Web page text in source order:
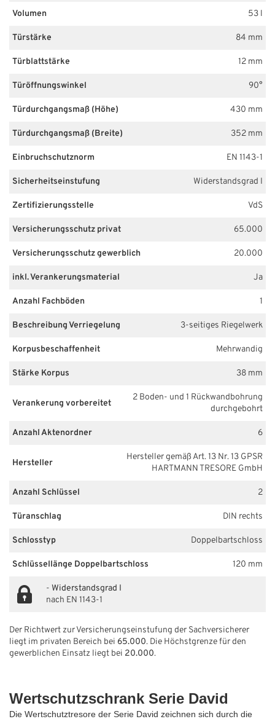
Volumen 53 l
Türstärke 84 mm
Türblattstärke 12 mm
Türöffnungswinkel 90°
Türdurchgangsmaß (Höhe) 430 mm
Türdurchgangsmaß (Breite) 352 mm
Einbruchschutznorm EN 1143-1
Sicherheitseinstufung Widerstandsgrad I
Zertifizierungsstelle VdS
Versicherungsschutz privat 65.000
Versicherungsschutz gewerblich 20.000
inkl. Verankerungsmaterial Ja
Anzahl Fachböden 1
Beschreibung Verriegelung 3-seitiges Riegelwerk
Korpusbeschaffenheit Mehrwandig
Stärke Korpus 38 mm
Verankerung vorbereitet
2 Boden- und 1 Rückwandbohrung
durchgebohrt
Anzahl Aktenordner 6
Hersteller
Hersteller gemäß Art. 13 Nr. 13 GPSR
HARTMANN TRESORE GmbH
Anzahl Schlüssel 2
Türanschlag DIN rechts
Schlosstyp Doppelbartschloss
Schlüssellänge Doppelbartschloss 120 mm
- Widerstandsgrad I
nach EN 1143-1
Der Richtwert zur Versicherungseinstufung der Sachversicherer
liegt im privaten Bereich bei 65.000. Die Höchstgrenze für den
gewerblichen Einsatz liegt bei 20.000.
Wertschutzschrank Serie David
Die Wertschutztresore der Serie David zeichnen sich durch die